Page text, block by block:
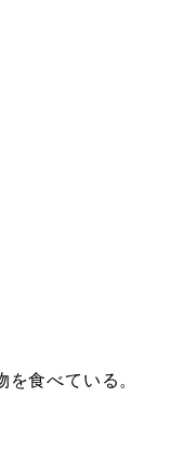
食べている。